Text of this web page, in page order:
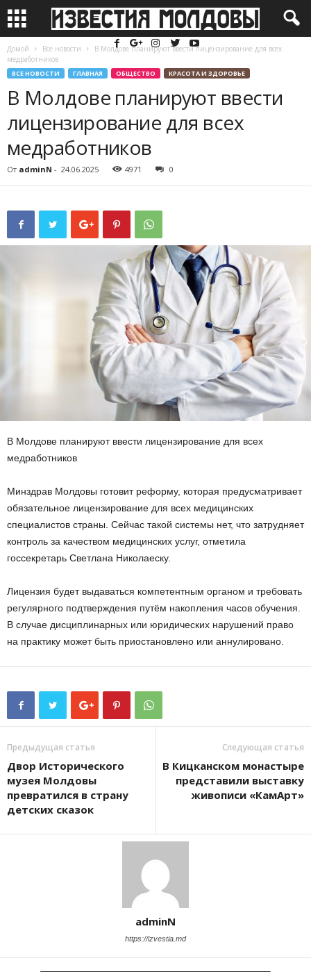
Домой Все новости
В Молдове планируют ввести лицензирование для всех
медработников
ВСЕ НОВОСТИ ГЛАВНАЯ ОБЩЕСТВО КРАСОТА И ЗДОРОВЬЕ
В Молдове планируют ввести
лицензирование для всех
медработников
От adminN - 24.06.2025 4971 0
В Молдове планируют ввести лицензирование для всех
медработников
Минздрав Молдовы готовит реформу, которая предусматривает
обязательное лицензирование для всех медицинских
специалистов страны. Сейчас такой системы нет, что затрудняет
контроль за качеством медицинских услуг, отметила
госсекретарь Светлана Николаеску.
Лицензия будет выдаваться компетентным органом и требовать
регулярного подтверждения путём накопления часов обучения.
В случае дисциплинарных или юридических нарушений право
на практику может быть приостановлено или аннулировано.
Предыдущая статья
Двор Исторического
музея Молдовы
превратился в страну
детских сказок
Следующая статья
В Кицканском монастыре
представили выставку
живописи «КамАрт»
adminN
https://izvestia.md